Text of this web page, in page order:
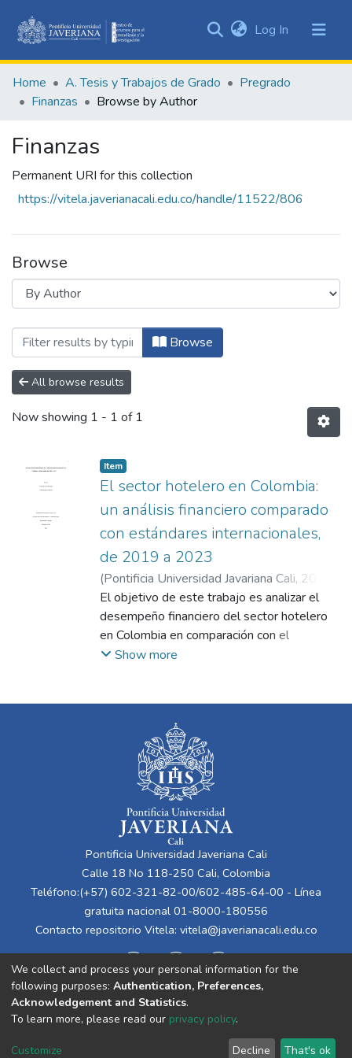
&
Collections
Log In (current)
Home A. Tesis y Trabajos de Grado
Pregrado
Finanzas
Browse by Author
Finanzas
Permanent URI for this collection
https://vitela.javerianacali.edu.co/handle/11522/806
Browse
Browsing Finanzas by Author "Escobar
Browse
All browse results
Now showing 1 - 1 of 1
Item
El sector hotelero en Colombia:
un análisis financiero comparado
con estándares internacionales,
de 2019 a 2023
(Pontificia Universidad Javariana Cali, 2024
Escobar Restrepo, Valeria; Parra Perdomo,
Valentina;Peláez Cadena, Diego Alejandro
El objetivo de este trabajo es analizar el
desempeño financiero del sector hotelero
en Colombia en comparación con el
panorama global entre 2019 a 2023. Se
indicadores operativos específicos del
sector hotelero, entre ellos: el ingreso por
habitación disponible (revPAR), la tarifa
promedio por habitación (ADR) y el
porcentaje de ocupación. El propósito final
es reconocer, interpretar y evaluar las áreas
en las que el sector hotelero en Colombia
sobresale o presenta debilidades, así como
los factores que han influido en estos
resultados.
Show more
Pontificia Universidad Javeriana Cali
Calle 18 No 118-250 Cali, Colombia
Teléfono:(+57) 602-321-82-00/602-485-64-00 - Línea
gratuita nacional 01-8000-180556
Contacto repositorio Vitela: vitela@javerianacali.edu.co
Cookie
End User
Send
We collect and process your personal information for the
following purposes: Authentication, Preferences,
Acknowledgement and Statistics.
To learn more, please read our privacy policy.
Customize Decline That's ok